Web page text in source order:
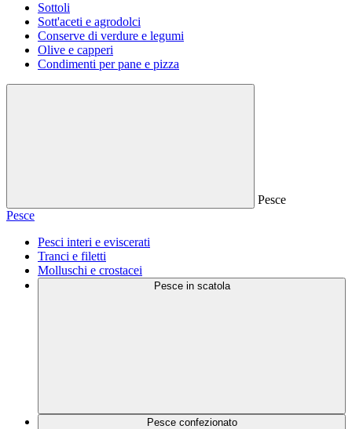
Sottoli
Sott'aceti e agrodolci
Conserve di verdure e legumi
Olive e capperi
Condimenti per pane e pizza
Pesce
Pesce
Pesci interi e eviscerati
Tranci e filetti
Molluschi e crostacei
Pesce in scatola
Pesce confezionato